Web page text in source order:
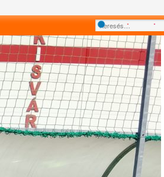
Keresés: